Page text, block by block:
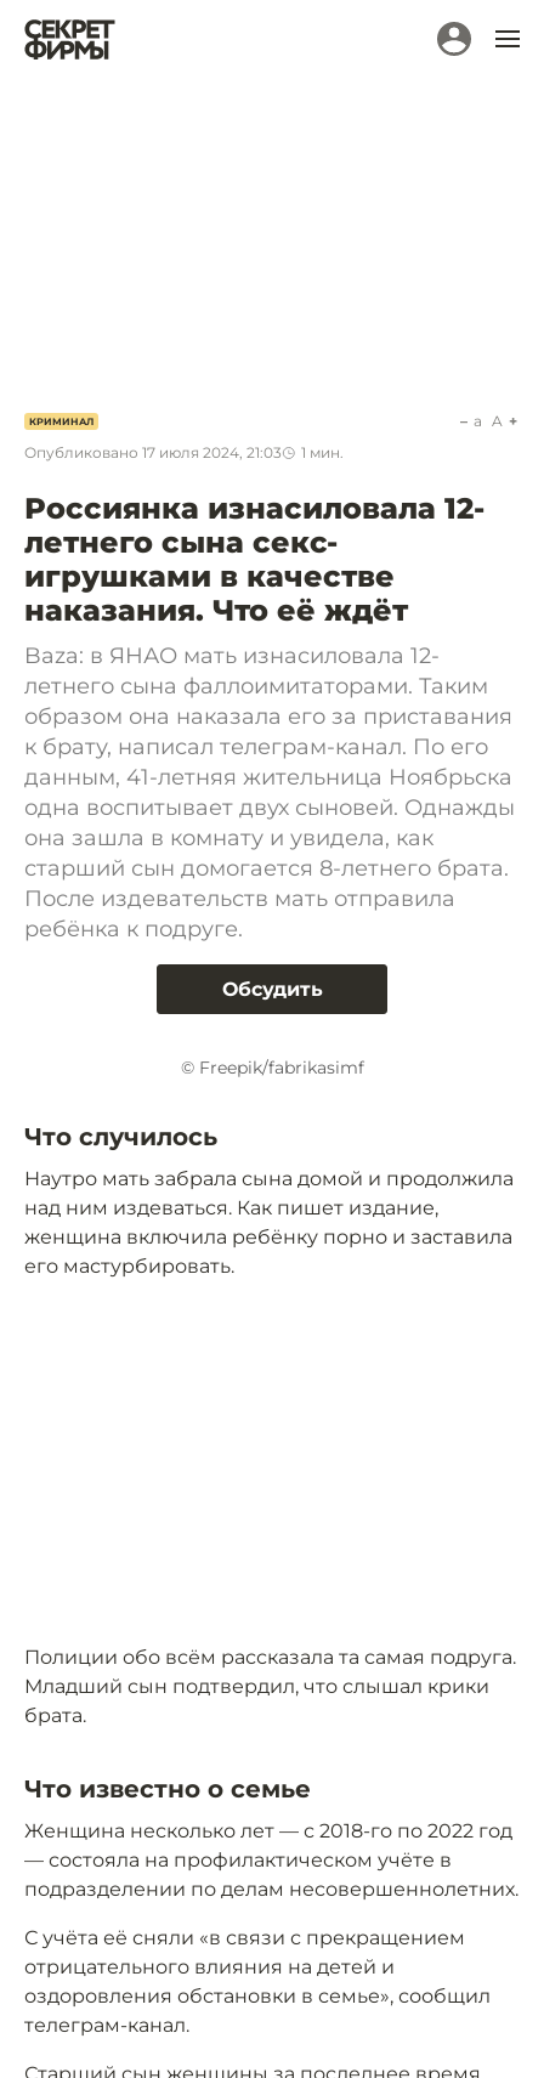
КРИМИНАЛ
Опубликовано 17 июля 2024, 21:03 1 мин.
a A
Россиянка изнасиловала 12-
летнего сына секс-
игрушками в качестве
наказания. Что её ждёт
Baza: в ЯНАО мать изнасиловала 12-
летнего сына фаллоимитаторами. Таким
образом она наказала его за приставания
к брату, написал телеграм-канал. По его
данным, 41-летняя жительница Ноябрьска
одна воспитывает двух сыновей. Однажды
она зашла в комнату и увидела, как
старший сын домогается 8-летнего брата.
После издевательств мать отправила
ребёнка к подруге.
Обсудить
© Freepik/fabrikasimf
Что случилось
Наутро мать забрала сына домой и продолжила
над ним издеваться. Как пишет издание,
женщина включила ребёнку порно и заставила
его мастурбировать.
Полиции обо всём рассказала та самая подруга.
Младший сын подтвердил, что слышал крики
брата.
Что известно о семье
Женщина несколько лет — с 2018-го по 2022 год
— состояла на профилактическом учёте в
подразделении по делам несовершеннолетних.
С учёта её сняли «в связи с прекращением
отрицательного влияния на детей и
оздоровления обстановки в семье», сообщил
телеграм-канал.